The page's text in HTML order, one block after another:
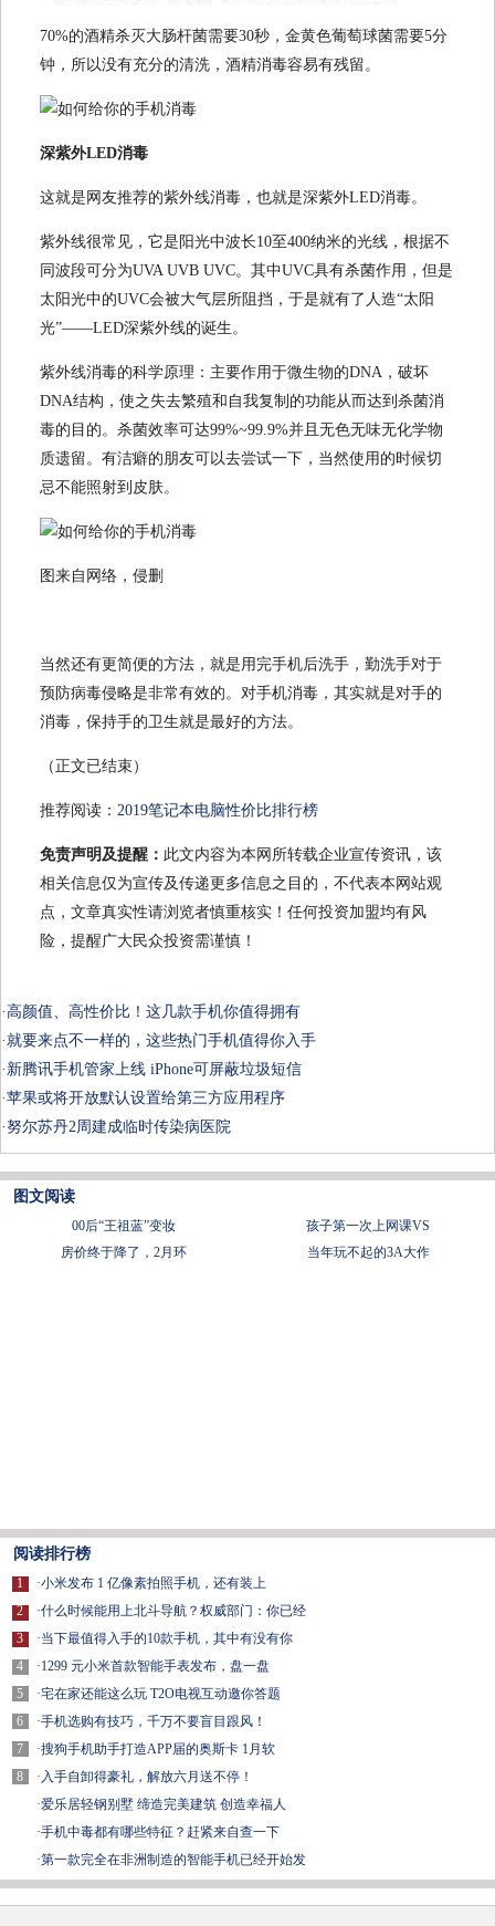
70%的酒精杀灭大肠杆菌需要30秒，金黄色葡萄球菌需要5分
钟，所以没有充分的清洗，酒精消毒容易有残留。
深紫外LED消毒
这就是网友推荐的紫外线消毒，也就是深紫外LED消毒。
紫外线很常见，它是阳光中波长10至400纳米的光线，根据不
同波段可分为UVA UVB UVC。其中UVC具有杀菌作用，但是
太阳光中的UVC会被大气层所阻挡，于是就有了人造“太阳
光”——LED深紫外线的诞生。
紫外线消毒的科学原理：主要作用于微生物的DNA，破坏
DNA结构，使之失去繁殖和自我复制的功能从而达到杀菌消
毒的目的。杀菌效率可达99%~99.9%并且无色无味无化学物
质遗留。有洁癖的朋友可以去尝试一下，当然使用的时候切
忌不能照射到皮肤。
图来自网络，侵删
当然还有更简便的方法，就是用完手机后洗手，勤洗手对于
预防病毒侵略是非常有效的。对手机消毒，其实就是对手的
消毒，保持手的卫生就是最好的方法。
（正文已结束）
推荐阅读： 2019笔记本电脑性价比排行榜
免责声明及提醒： 此文内容为本网所转载企业宣传资讯，该
相关信息仅为宣传及传递更多信息之目的，不代表本网站观
点，文章真实性请浏览者慎重核实！任何投资加盟均有风
险，提醒广大民众投资需谨慎！
·高颜值、高性价比！这几款手机你值得拥有
·就要来点不一样的，这些热门手机值得你入手
· 新腾讯手机管家上线 iPhone可屏蔽垃圾短信
·苹果或将开放默认设置给第三方应用程序
·努尔苏丹2周建成临时传染病医院
图文阅读
00后“王祖蓝”变妆
孩子第一次上网课VS
房价终于降了，2月环
当年玩不起的3A大作
阅读排行榜
1
2
3
4
5
6
7
8
·小米发布 1 亿像素拍照手机，还有装上
·什么时候能用上北斗导航？权威部门：你已经
·当下最值得入手的10款手机，其中有没有你
·1299 元小米首款智能手表发布，盘一盘
·宅在家还能这么玩 T2O电视互动邀你答题
·手机选购有技巧，千万不要盲目跟风！
·搜狗手机助手打造APP届的奥斯卡 1月软
· 入手自卸得豪礼，解放六月送不停！
·爱乐居轻钢别墅 缔造完美建筑 创造幸福人
·手机中毒都有哪些特征？赶紧来自查一下
·第一款完全在非洲制造的智能手机已经开始发